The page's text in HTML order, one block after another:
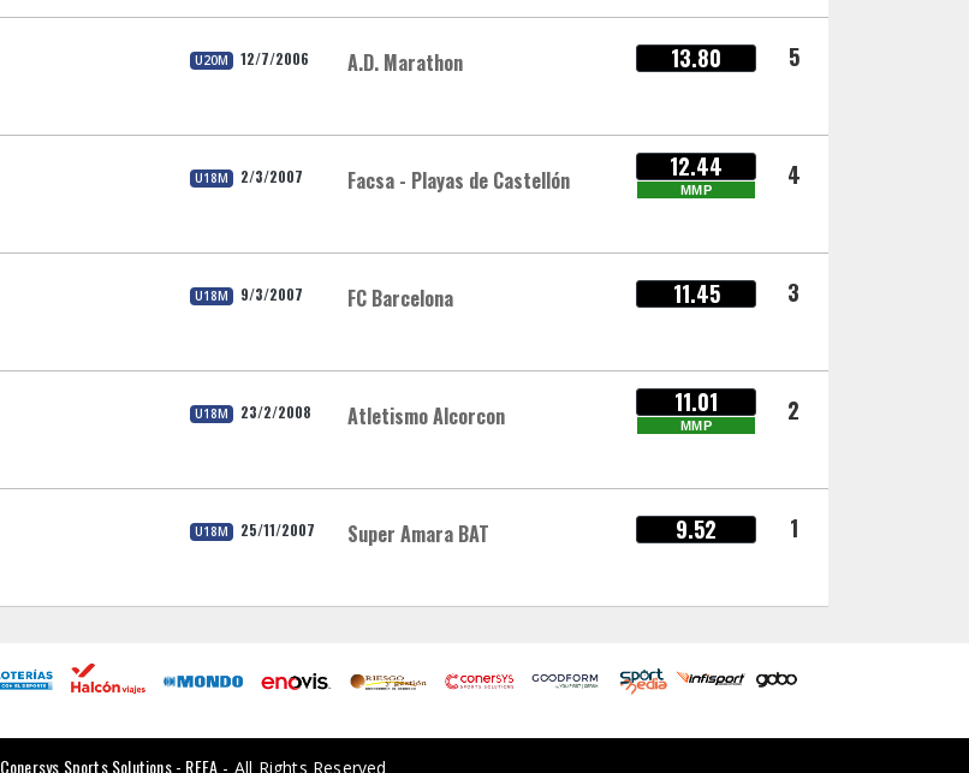
U20M 12/7/2006 A.D. Marathon 13.80 5
U18M 2/3/2007 Facsa - Playas de Castellón 12.44
MMP 4
U18M 9/3/2007 FC Barcelona 11.45 3
U18M 23/2/2008 Atletismo Alcorcon 11.01
MMP 2
U18M 25/11/2007 Super Amara BAT 9.52 1
Conersys Sports Solutions - RFEA - All Rights Reserved